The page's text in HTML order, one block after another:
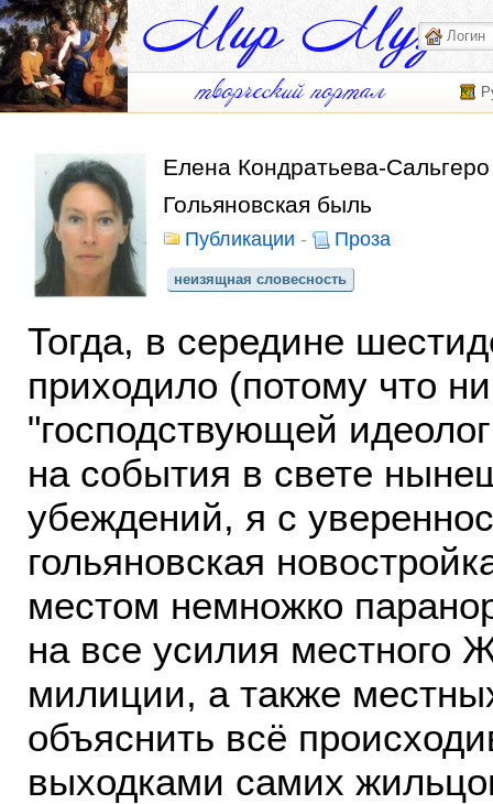
Елена Кондратьева-Сальгеро
Гольяновская быль
Публикации - Проза
неизящная словесность
Тогда, в середине
приходило (потому что
"господствующей
на события в свете
убеждений, я с
гольяновская
местом немножко
на все усилия местного
милиции, а также
объяснить всё
выходками самих